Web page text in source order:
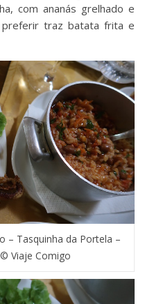
com ananás grelhado e
preferir traz batata frita e
– Tasquinha da Portela –
Viaje Comigo